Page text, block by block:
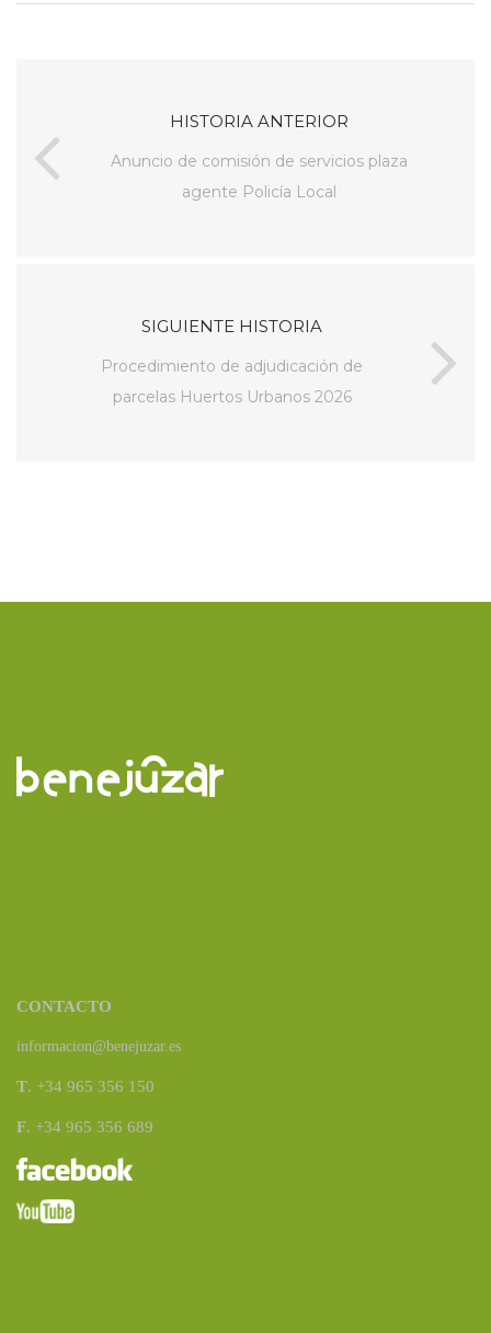
HISTORIA ANTERIOR
Anuncio de comisión de servicios plaza
agente Policía Local
SIGUIENTE HISTORIA
Procedimiento de adjudicación de
parcelas Huertos Urbanos 2026
CONTACTO
informacion@benejuzar.es
T. +34 965 356 150
F. +34 965 356 689